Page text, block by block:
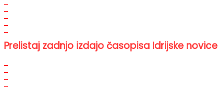
Prelistaj zadnjo izdajo časopisa Idrijske novice